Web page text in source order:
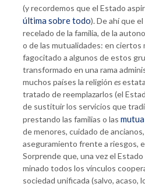
(y recordemos que el Estado
última sobre todo). De ahí que
recelado de la familia, de la
o de las mutualidades: en ciertos
fagocitado a algunos de estos
transformado en una rama
muchos países la religión es
tratado de reemplazarlos (el
de sustituir los servicios que
prestando las familias o las
de menores, cuidado de
aseguramiento frente a riesgos,
Sorprende que, una vez el
minado todos los vínculos
sociedad unificada (salvo,